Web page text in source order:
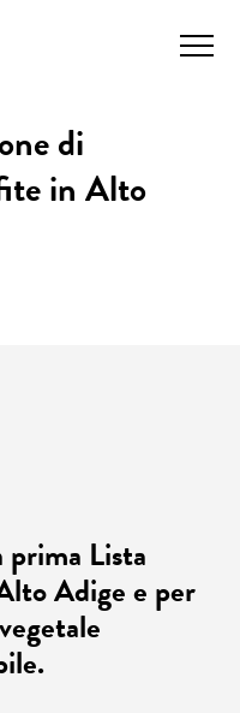
di
in Alto
Lista
Adige e per